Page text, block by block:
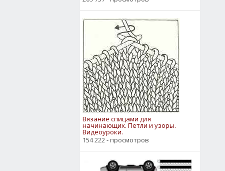
Вязание спицами для
начинающих. Петли и узоры.
Видеоуроки.
154 222 - просмотров